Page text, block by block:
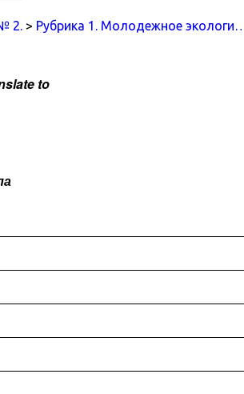
2. > Рубрика 1. Молодежное
to